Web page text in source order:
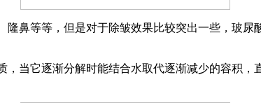
鼻等等，但是对于除皱效果比较突出一些，玻
当它逐渐分解时能结合水取代逐渐减少的容积